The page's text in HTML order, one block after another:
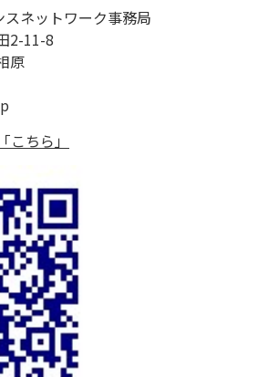
ネットワーク事務局
2-11-8
原
「こちら」